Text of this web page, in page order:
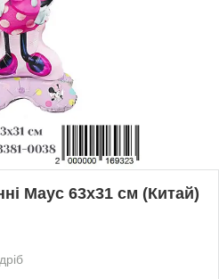
Маус 63х31 см (Китай)